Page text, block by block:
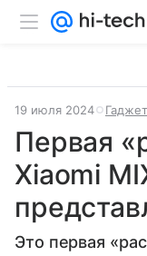
19 июля 2024
Первая
Xiaomi
Это первая